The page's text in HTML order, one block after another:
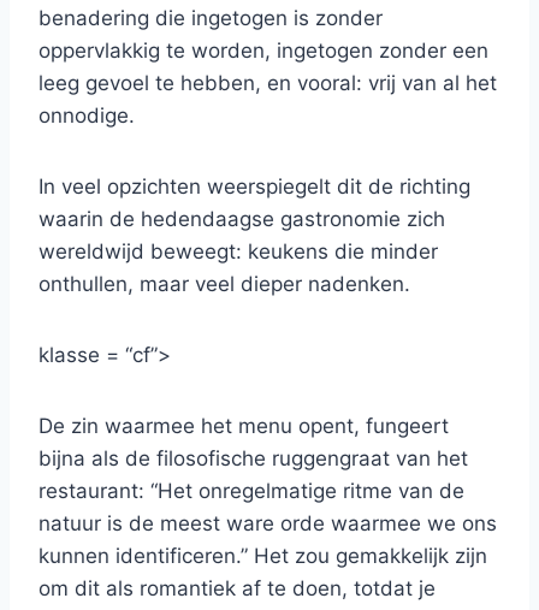
benadering die ingetogen is zonder
oppervlakkig te worden, ingetogen zonder een
leeg gevoel te hebben, en vooral: vrij van al het
onnodige.
In veel opzichten weerspiegelt dit de richting
waarin de hedendaagse gastronomie zich
wereldwijd beweegt: keukens die minder
onthullen, maar veel dieper nadenken.
klasse = “cf”>
De zin waarmee het menu opent, fungeert
bijna als de filosofische ruggengraat van het
restaurant: “Het onregelmatige ritme van de
natuur is de meest ware orde waarmee we ons
kunnen identificeren.” Het zou gemakkelijk zijn
om dit als romantiek af te doen, totdat je